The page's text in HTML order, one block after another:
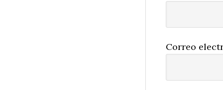
Correo